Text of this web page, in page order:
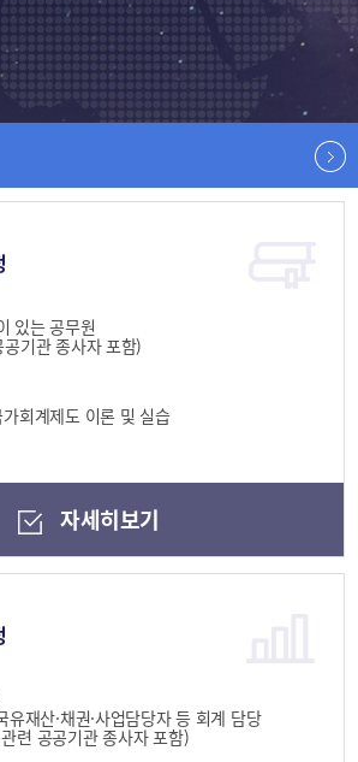
있는 공무원
기관 종사자 포함)
회계제도 이론 및 실습
자세히보기
유재산·채권·사업담당자 등 회계 담당
련 공공기관 종사자 포함)